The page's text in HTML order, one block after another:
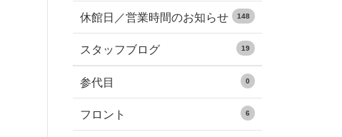
休館日／営業時間のお知らせ 148
スタッフブログ 19
参代目 0
フロント 6